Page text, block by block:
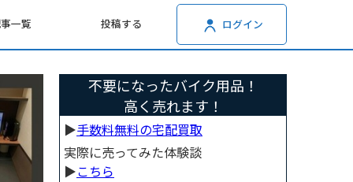
一覧 投稿する ログイン
不要になったバイク用品！
高く売れます！
▶︎手数料無料の宅配買取
実際に売ってみた体験談
▶︎こちら